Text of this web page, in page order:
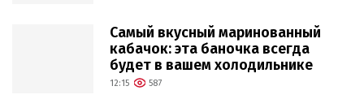
Самый вкусный маринованный
кабачок: эта баночка всегда
будет в вашем холодильнике
12:15 587